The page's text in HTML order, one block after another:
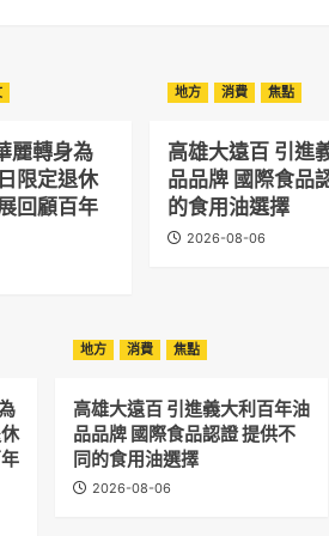
麗轉身為
限定退休
回顧百年
地方 消費 焦點
高雄大遠百 引進
品品牌 國際食品
的食用油選擇
2026-08-06
地方 消費 焦點
高雄大遠百 引進義大利百年油
品品牌 國際食品認證 提供不
同的食用油選擇
2026-08-06